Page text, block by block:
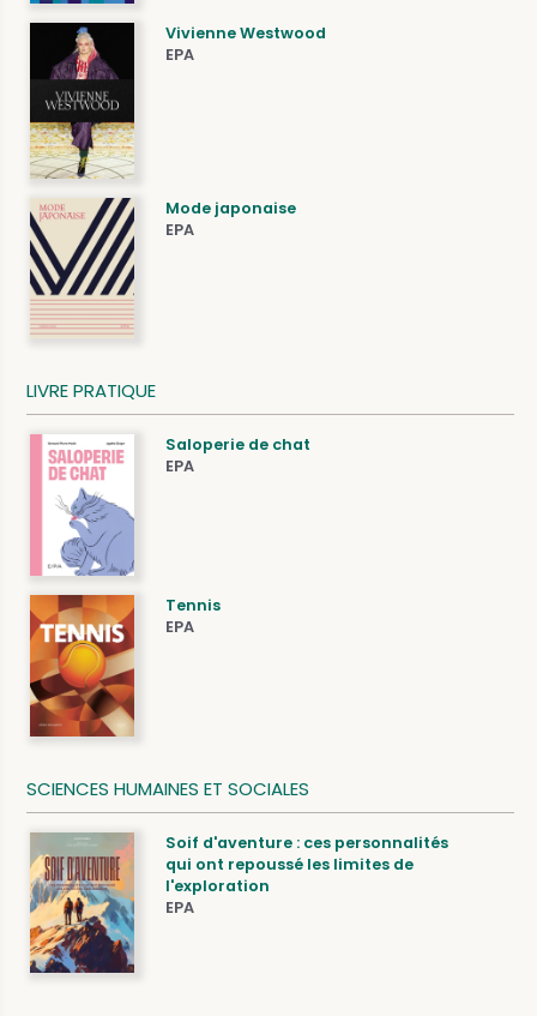
Vivienne Westwood
EPA
Mode japonaise
EPA
LIVRE PRATIQUE
Saloperie de chat
EPA
Tennis
EPA
SCIENCES HUMAINES ET SOCIALES
Soif d'aventure : ces personnalités
qui ont repoussé les limites de
l'exploration
EPA